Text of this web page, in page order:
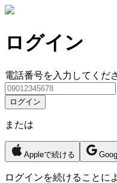
ログイン
電話番号を入力してくだ
ログイン
または
Appleで続ける
ログインを続けることに